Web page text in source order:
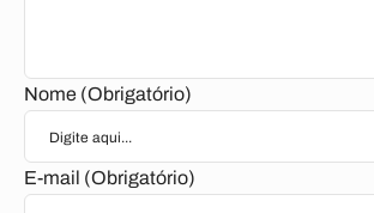
Nome (Obrigatório)
E-mail (Obrigatório)